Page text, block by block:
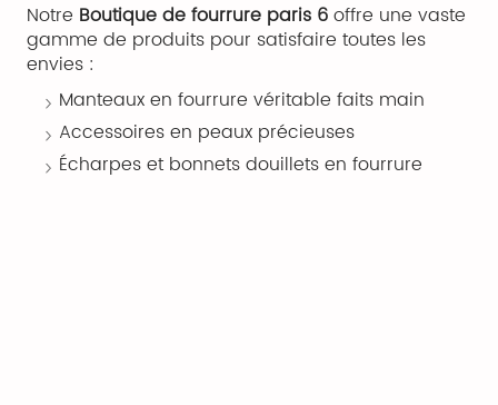
Notre Boutique de fourrure paris 6offre une vaste
gamme de produits pour satisfaire toutes les
envies :
Manteaux en fourrure véritable faits main
Accessoires en peaux précieuses
Écharpes et bonnets douillets en fourrure